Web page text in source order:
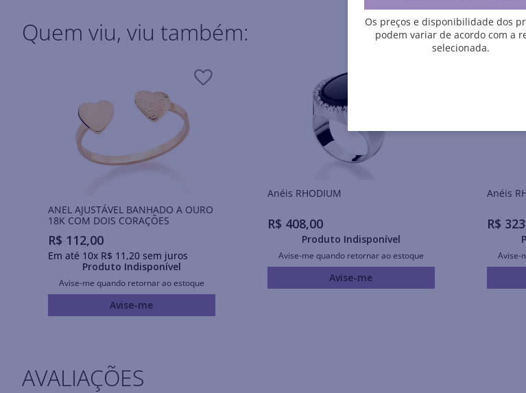
Quem viu, viu também:
ANEL AJUSTÁVEL BANHADO A OURO
18K COM DOIS CORAÇÕES
R$ 112,00
Em até 10x R$ 11 ,20sem juros
Produto Indisponível
Avise-me quando retornar ao estoque
Avise-me
Anéis RHODIUM
R$ 408,00
Produto Indisponível
Avise-me quando retornar ao estoque
Avise-me
R$ 323
Avise-
AVALIAÇÕES
Os preços e disponibilidade dos
podem variar de acordo com a
selecionada.